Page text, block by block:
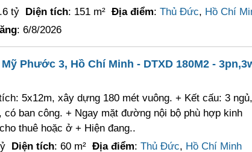
tỷ Diện tích: 151 m² Địa điểm: Thủ Đức, Hồ Chí
: 6/8/2026
Phước 3, Hồ Chí Minh - DTXD 180M2 -
5x12m, xây dựng 180 mét vuông. + Kết cấu: 3
có ban công. + Ngay mặt đường nội bộ phù hợp kinh
thuê hoặc ở + Hiện đang..
Diện tích: 60 m² Địa điểm: Thủ Đức, Hồ Chí Minh